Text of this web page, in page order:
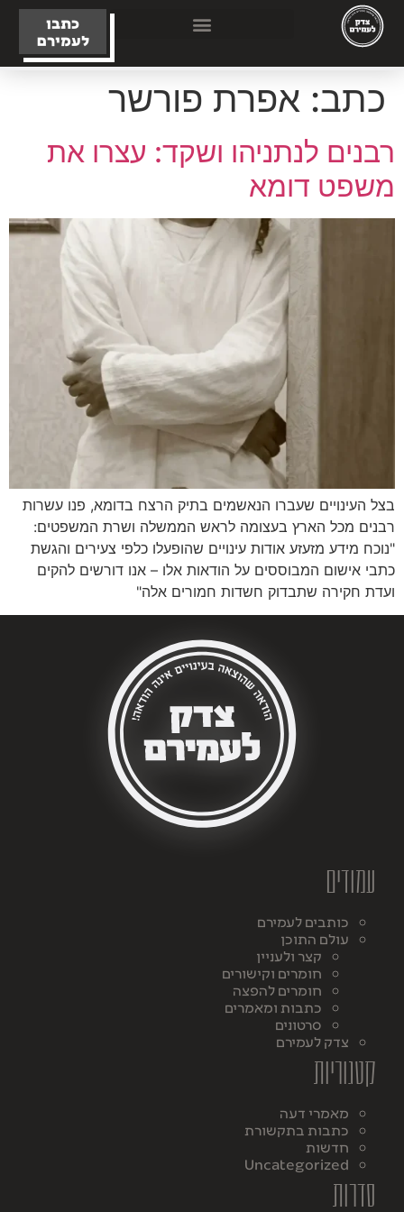
כתבו
לעמירם
כתב: אפרת פורשר
רבנים לנתניהו ושקד: עצרו את
משפט דומא
בצל העינויים שעברו הנאשמים בתיק הרצח בדומא, פנו עשרות
רבנים מכל הארץ בעצומה לראש הממשלה ושרת המשפטים:
"נוכח מידע מזעזע אודות עינויים שהופעלו כלפי צעירים והגשת
כתבי אישום המבוססים על הודאות אלו – אנו דורשים להקים
ועדת חקירה שתבדוק חשדות חמורים אלה"
עמודים
כותבים לעמירם
עולם התוכן
קצר ולעניין
חומרים וקישורים
חומרים להפצה
כתבות ומאמרים
סרטונים
צדק לעמירם
קטגוריות
מאמרי דעה
כתבות בתקשורת
חדשות
Uncategorized
סדרות